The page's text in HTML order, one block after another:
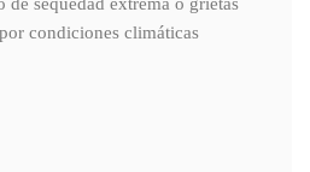
de sequedad extrema o grietas
condiciones climáticas